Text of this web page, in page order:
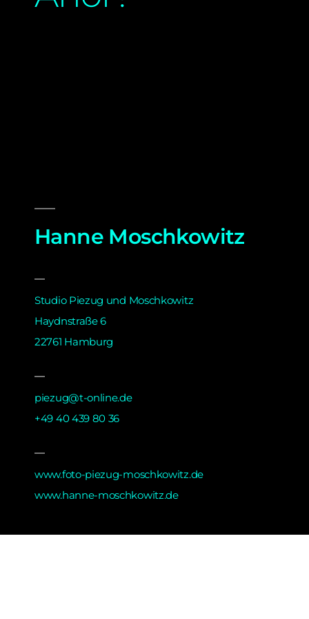
Hanne Moschkowitz
Studio Piezug und Moschkowitz
Haydnstraße 6
22761 Hamburg
piezug@t-online.de
+49 40 439 80 36
www.foto-piezug-moschkowitz.de
www.hanne-moschkowitz.de